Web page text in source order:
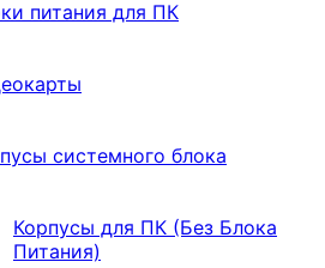
питания для ПК
системного блока
Корпусы для ПК (Без Блока
Питания)